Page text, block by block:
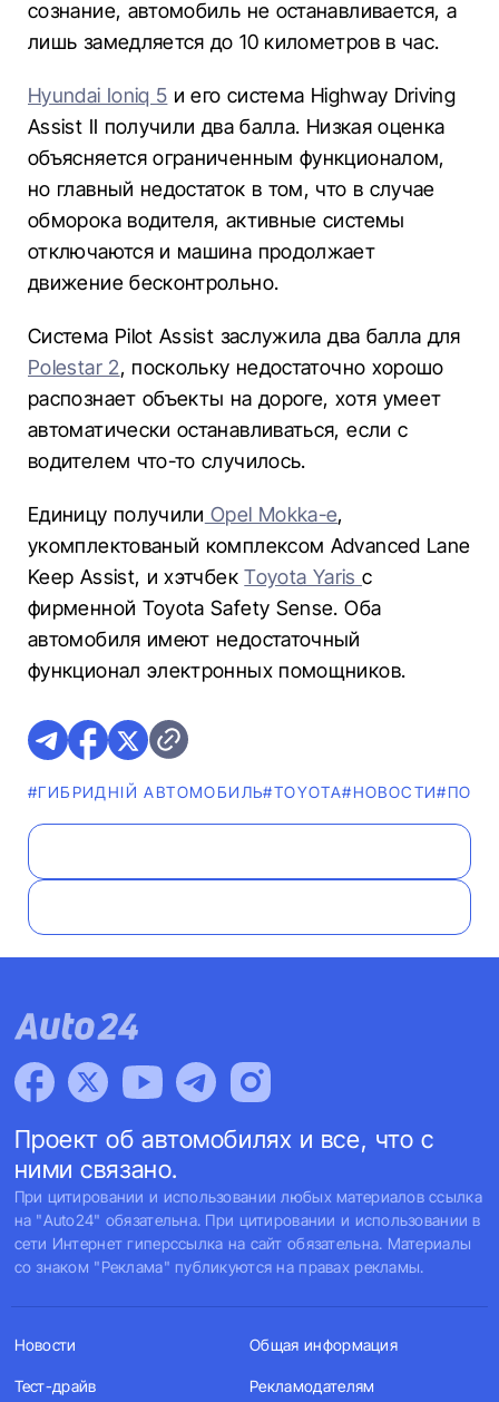
сознание, автомобиль не останавливается, а
лишь замедляется до 10 километров в час.
Hyundai Ioniq 5 и его система Highway Driving
Assist II получили два балла. Низкая оценка
объясняется ограниченным функционалом,
но главный недостаток в том, что в случае
обморока водителя, активные системы
отключаются и машина продолжает
движение бесконтрольно.
Система Pilot Assist заслужила два балла для
Polestar 2, поскольку недостаточно хорошо
распознает объекты на дороге, хотя умеет
автоматически останавливаться, если с
водителем что-то случилось.
Единицу получили Opel Mokka-e,
укомплектованый комплексом Advanced Lane
Keep Assist, и хэтчбекToyota Yaris с
фирменной Toyota Safety Sense. Оба
автомобиля имеют недостаточный
функционал электронных помощников.
#ГИБРИДНІЙ АВТОМОБИЛЬ#TOYOTA#НОВОСТИ
Проект об автомобилях и все, что с
ними связано.
При цитировании и использовании любых материалов ссылка
на "Auto24" обязательна. При цитировании и использовании в
сети Интернет гиперссылка на сайт обязательна. Материалы
со знаком "Реклама" публикуются на правах рекламы.
Новости
Тест-драйв
Общая информация
Рекламодателям